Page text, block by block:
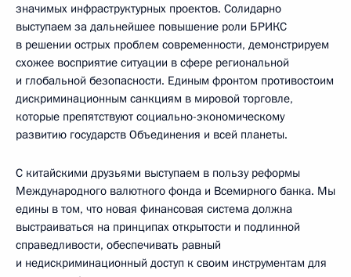
значимых инфраструктурных проектов. Солидарно
выступаем за дальнейшее повышение роли БРИКС
в решении острых проблем современности, демонстрируем
схожее восприятие ситуации в сфере региональной
и глобальной безопасности. Единым фронтом противостоим
дискриминационным санкциям в мировой торговле,
которые препятствуют социально-экономическому
развитию государств Объединения и всей планеты.
С китайскими друзьями выступаем в пользу реформы
Международного валютного фонда и Всемирного банка. Мы
едины в том, что новая финансовая система должна
выстраиваться на принципах открытости и подлинной
справедливости, обеспечивать равный
и недискриминационный доступ к своим инструментам для